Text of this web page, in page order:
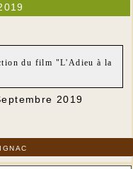
du film "L'Adieu à la
2019